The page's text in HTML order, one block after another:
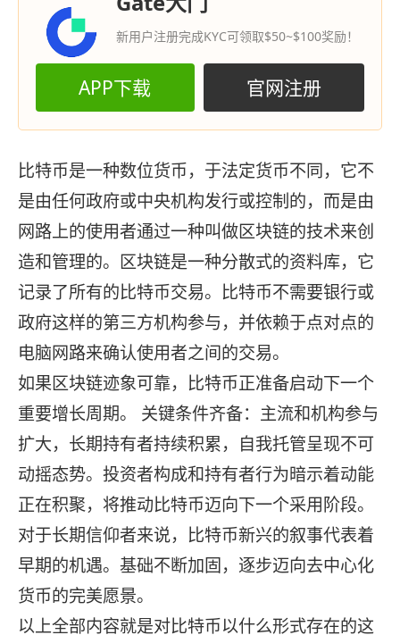
新用户注册完成KYC可领取$50~$100奖励！
APP下载 官网注册
比特币是一种数位货币，于法定货币不同，它不
是由任何政府或中央机构发行或控制的，而是由
网路上的使用者通过一种叫做区块链的技术来创
造和管理的。区块链是一种分散式的资料库，它
记录了所有的比特币交易。比特币不需要银行或
政府这样的第三方机构参与，并依赖于点对点的
电脑网路来确认使用者之间的交易。
如果区块链迹象可靠，比特币正准备启动下一个
重要增长周期。 关键条件齐备：主流和机构参与
扩大，长期持有者持续积累，自我托管呈现不可
动摇态势。投资者构成和持有者行为暗示着动能
正在积聚，将推动比特币迈向下一个采用阶段。
对于长期信仰者来说，比特币新兴的叙事代表着
早期的机遇。基础不断加固，逐步迈向去中心化
货币的完美愿景。
以上全部内容就是对比特币以什么形式存在的这